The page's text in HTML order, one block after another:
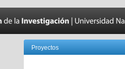
Proyectos